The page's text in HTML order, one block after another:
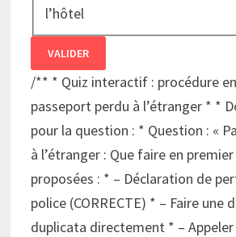
l’hôtel
VALIDER
/** * Quiz interactif : procédure
passeport perdu à l’étranger * *
pour la question : * Question : «
à l’étranger : Que faire en
proposées : * – Déclaration de
police (CORRECTE) * – Faire une
duplicata directement * –